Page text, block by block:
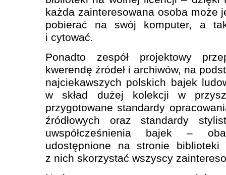
każda zainteresowana osoba może
pobierać na swój komputer, a
i cytować.
Ponadto zespół projektowy
kwerendę źródeł i archiwów, na
najciekawszych polskich bajek
w skład dużej kolekcji w
przygotowane standardy
źródłowych oraz standardy
uwspółcześnienia bajek –
udostępnione na stronie
z nich skorzystać wszyscy